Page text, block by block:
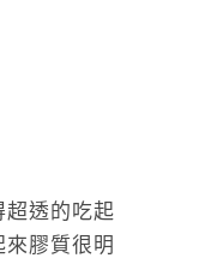
超透的吃起
膠質很明